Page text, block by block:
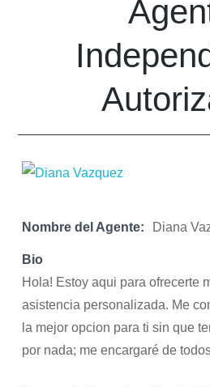
Nombre del Agente: Diana
Bio
Hola! Estoy aqui para ofrecerte
asistencia personalizada. Me
la mejor opcion para ti sin que
por nada; me encargaré de